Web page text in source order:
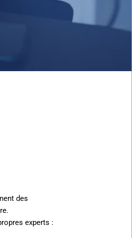
des
experts :